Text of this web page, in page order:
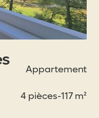
Appartement
4 pièces-117 m²